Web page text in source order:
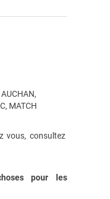
MATCH
vous, consultez
pour les